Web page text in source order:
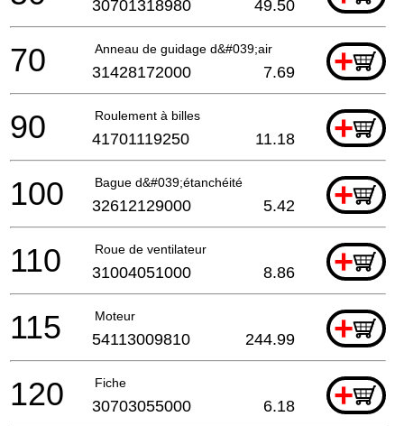
30701318980 49.50
Anneau de guidage d&#039;air +
70 31428172000 7.69
Roulement à billes +
90 41701119250 11.18
Bague d&#039;étanchéité +
100 32612129000 5.42
Roue de ventilateur +
110 31004051000 8.86
Moteur +
115 54113009810 244.99
Fiche +
120 30703055000 6.18